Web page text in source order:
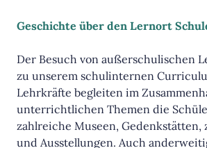
Geschichte über den Lernort
Der Besuch von außerschulischen
zu unserem schulinternen
Lehrkräfte begleiten im
unterrichtlichen Themen die
zahlreiche Museen, Gedenkstätten,
und Ausstellungen. Auch